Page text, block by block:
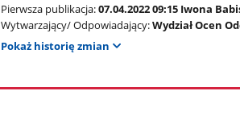
Pierwsza publikacja:07.04.2022 09:15 Iwona
Wytwarzający/ Odpowiadający:Wydział Ocen
Pokaż historię zmian